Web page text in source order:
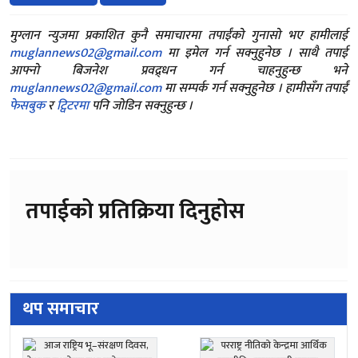
नेदरल्याण्डसलाई नेपालको १५८ रनको लक्ष्य, आरिफ शेखको सर्वाधिक
‘जीवन अन्त्य गर्ने सोच नबनाऔं, हामी साथमा छौं’ : गगन थापा
तीन महिनामा ४४ वातावरणीय प्रक्रिया सम्पन्न, १६ आयोजनाको ईआईए
अर्ग्यानिक कृषि प्रमाणीकरण नेपालमै गर्ने तयारी, प्रधानमन्त्री शाहद्वारा
उद्योग वाणिज्य महासंघमा वस्तुगत परिषद् गठन, निजी क्षेत्रको आवाज
विश्वकप लिग–२ मा आज नेपाल र नेदरल्याण्डस भिड्दै, दोस्रो खेलमा
डीआर कंगोमा इबोला संक्रमण अझै नियन्त्रणबाहिर, डब्ल्यूएचओद्वारा उच्च
दैनिक इन्धन मूल्य प्रणालीको विरोधमा पाकिस्तानभर पेट्रोल पम्प बन्द
मुग्लान न्युजमा प्रकाशित कुनै समाचारमा तपाईंको गुनासो भए हामीलाई
muglannews02@gmail.comमा इमेल गर्न सक्नुहुनेछ । साथै तपाई
आफ्नो बिजनेश प्रवद्र्धन गर्न चाहनुहुन्छ भने
muglannews02@gmail.comमा सम्पर्क गर्न सक्नुहुनेछ । हामीसँग तपाईं
फेसबुकरट्विटरमापनि जोडिन सक्नुहुन्छ ।
तपाईको प्रतिक्रिया दिनुहोस
थप समाचार